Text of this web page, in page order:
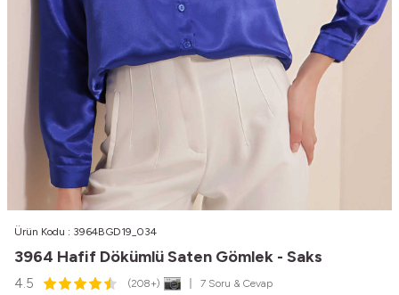
Ürün Kodu : 3964BGD19_034
3964 Hafif Dökümlü Saten Gömlek - Saks
4.5 (208+) 7 Soru & Cevap